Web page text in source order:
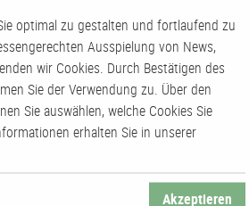
Sekt-/
von 8 bis 10
optimal zu gestalten und fortlaufend zu
Ausspielung von News,
wir Cookies. Durch Bestätigen des
Sie der Verwendung zu. Über den
Sie auswählen, welche Cookies Sie
erhalten Sie in unserer
Akzeptieren